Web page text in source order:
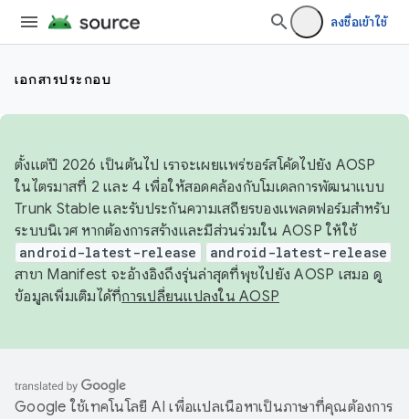
ลงชื่อเข้าใช้
เอกสารประกอบ
ตั้งแต่ปี 2026 เป็นต้นไป เราจะเผยแพร่ซอร์สโค้ดไปยัง AOSP
ในไตรมาสที่ 2 และ 4 เพื่อให้สอดคล้องกับโมเดลการพัฒนาแบบ
Trunk Stable และรับประกันความเสถียรของแพลตฟอร์มสำหรับ
ระบบนิเวศ หากต้องการสร้างและมีส่วนร่วมใน AOSP ให้ใช้
android-latest-release android-latest-release
สาขา Manifest จะอ้างอิงถึงรุ่นล่าสุดที่พุชไปยัง AOSP เสมอ ดู
ข้อมูลเพิ่มเติมได้ที่การเปลี่ยนแปลงใน AOSP
Google ใช้เทคโนโลยี AI เพื่อแปลเนื้อหาเป็นภาษาที่คุณต้องการ